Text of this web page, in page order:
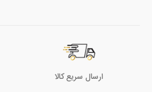
ارسال سریع کالا